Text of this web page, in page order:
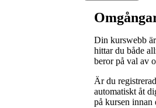
Din kurswebb
hittar du både
beror på val av
Är du
automatiskt åt
på kursen